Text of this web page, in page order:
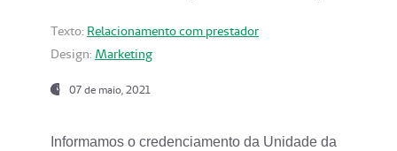
Texto: Relacionamento com prestador
Design: Marketing
07 de maio, 2021
Informamos o credenciamento da Unidade da